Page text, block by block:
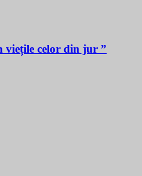
viețile celor din jur ”